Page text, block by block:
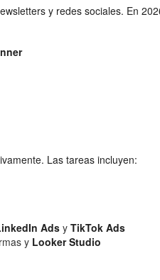
y redes sociales. En
Las tareas incluyen:
Adsy TikTok Ads
y Looker Studio